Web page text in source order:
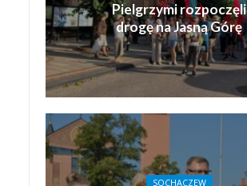
Pielgrzymi rozpoczęli
drogę na Jasną Górę
SOCHACZEW